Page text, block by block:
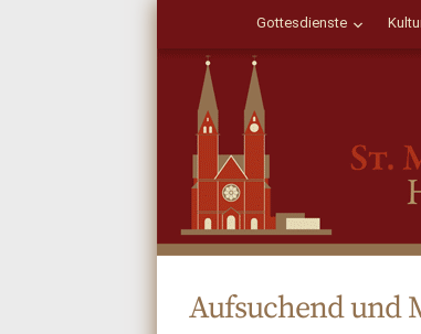
Gottesdienste
Aufsuchend und